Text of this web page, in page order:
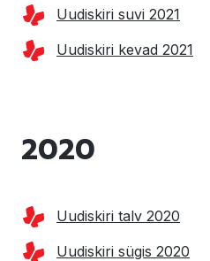
Uudiskiri suvi 2021
Uudiskiri kevad 2021
2020
Uudiskiri talv 2020
Uudiskiri sügis 2020